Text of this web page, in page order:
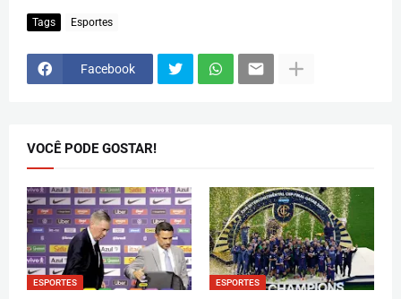
Tags Esportes
Facebook
VOCÊ PODE GOSTAR!
ESPORTES ESPORTES